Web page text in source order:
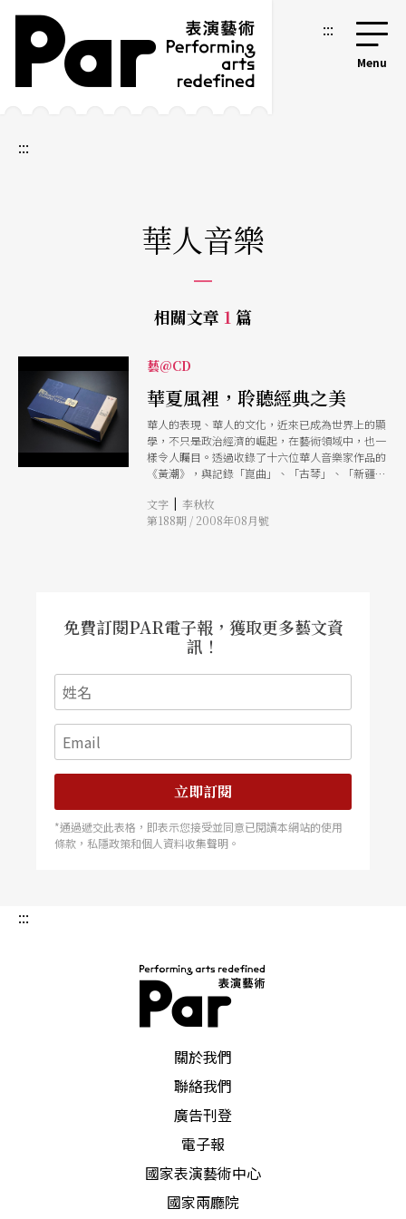
跳到主要內容區塊
網站導覽 :::
:::
華人音樂
相關文章 1 篇
藝@CD
華夏風裡，聆聽經典之美
華人的表現、華人的文化，近來已成為世界上的顯
學，不只是政治經濟的崛起，在藝術領域中，也一
樣令人矚目。透過收錄了十六位華人音樂家作品的
《黃潮》，與記錄「崑曲」、「古琴」、「新疆維
物質文化遺產名單之藝術的《瑰寶》，可以一次瀏
覽華人音樂藝術的經典之美。
文字 | 李秋枚
第188期 / 2008年08月號
免費訂閱PAR電子報，獲取更多藝文資
訊！
立即訂閱
*通過遞交此表格，即表示您接受並同意已閱讀本網站的使用
條款，私隱政策和個人資料收集聲明。
:::
關於我們
聯絡我們
廣告刊登
電子報
國家表演藝術中心
國家兩廳院